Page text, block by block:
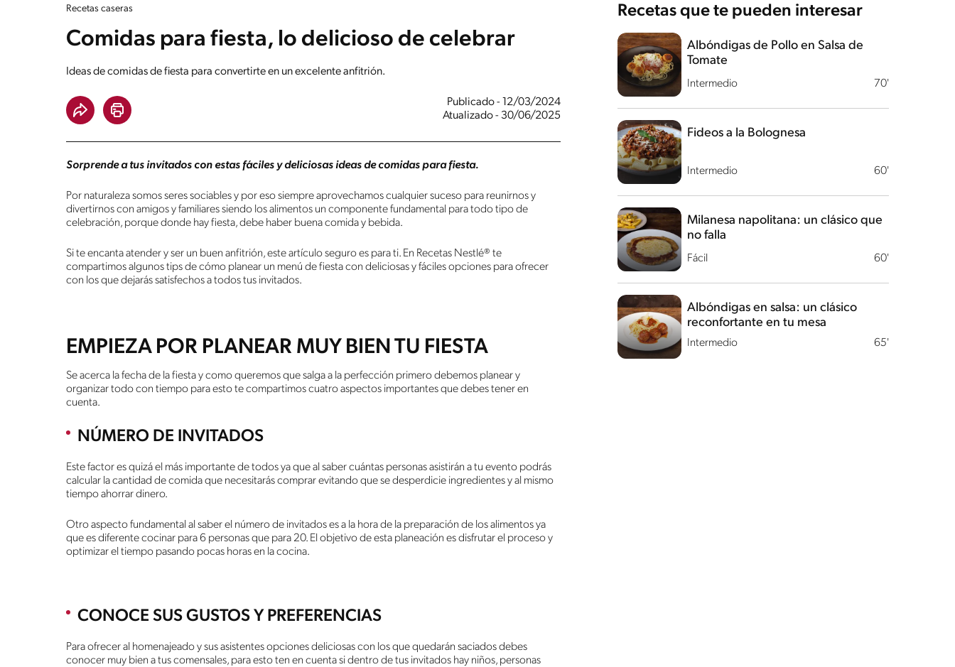
Recetas caseras
Comidas para fiesta, lo delicioso de celebrar
Ideas de comidas de fiesta para convertirte en un excelente anfitrión.
Publicado - 12/03/2024
Atualizado - 30/06/2025
Sorprende a tus invitados con estas fáciles y deliciosas ideas de comidas para fiesta.
Por naturaleza somos seres sociables y por eso siempre aprovechamos cualquier suceso para reunirnos y
divertirnos con amigos y familiares siendo los alimentos un componente fundamental para todo tipo de
celebración, porque donde hay fiesta, debe haber buena comida y bebida.
Si te encanta atender y ser un buen anfitrión, este artículo seguro es para ti. En Recetas Nestlé® te
compartimos algunos tips de cómo planear un menú de fiesta con deliciosas y fáciles opciones para ofrecer
con los que dejarás satisfechos a todos tus invitados.
EMPIEZA POR PLANEAR MUY BIEN TU FIESTA
Se acerca la fecha de la fiesta y como queremos que salga a la perfección primero debemos planear y
organizar todo con tiempo para esto te compartimos cuatro aspectos importantes que debes tener en
cuenta.
NÚMERO DE INVITADOS
Este factor es quizá el más importante de todos ya que al saber cuántas personas asistirán a tu evento podrás
calcular la cantidad de comida que necesitarás comprar evitando que se desperdicie ingredientes y al mismo
tiempo ahorrar dinero.
Otro aspecto fundamental al saber el número de invitados es a la hora de la preparación de los alimentos ya
que es diferente cocinar para 6 personas que para 20. El objetivo de esta planeación es disfrutar el proceso y
optimizar el tiempo pasando pocas horas en la cocina.
CONOCE SUS GUSTOS Y PREFERENCIAS
Para ofrecer al homenajeado y sus asistentes opciones deliciosas con los que quedarán saciados debes
conocer muy bien a tus comensales, para esto ten en cuenta si dentro de tus invitados hay niños, personas
Recetas que te pueden interesar
Intermedio 70'
Albóndigas de Pollo en Salsa de
Tomate
Intermedio 60'
Fideos a la Bolognesa
Fácil 60'
Milanesa napolitana: un clásico que
no falla
Intermedio 65'
Albóndigas en salsa: un clásico
reconfortante en tu mesa